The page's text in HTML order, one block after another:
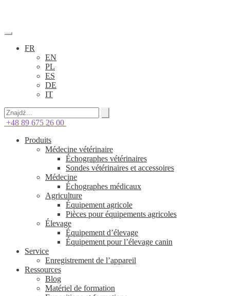
FR
EN
PL
ES
DE
IT
+48 89 675 26 00
Produits
Médecine vétérinaire
Échographes vétérinaires
Sondes vétérinaires et accessoires
Médecine
Échographes médicaux
Agriculture
Équipement agricole
Pièces pour équipements agricoles
Élevage
Équipement d’élevage
Équipement pour l’élevage canin
Service
Enregistrement de l’appareil
Ressources
Blog
Matériel de formation